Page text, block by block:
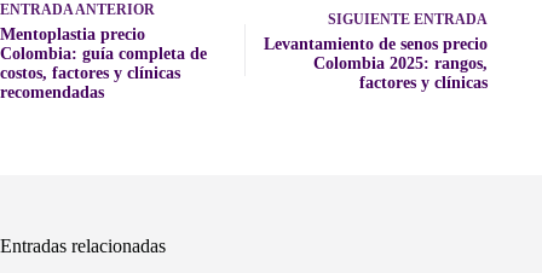
ENTRADAANTERIOR
Mentoplastia precio
Colombia: guía completa de
costos, factores y clínicas
recomendadas
SIGUIENTEENTRADA
Levantamiento de senos precio
Colombia 2025: rangos,
factores y clínicas
Entradas relacionadas